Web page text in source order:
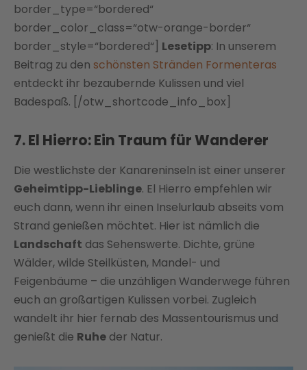
border_type=“bordered“
border_color_class=“otw-orange-border“
border_style=“bordered“] Lesetipp: In unserem
Beitrag zu den schönsten Stränden Formenteras
entdeckt ihr bezaubernde Kulissen und viel
Badespaß. [/otw_shortcode_info_box]
7. El Hierro: Ein Traum für Wanderer
Die westlichste der Kanareninseln ist einer unserer
Geheimtipp-Lieblinge. El Hierro empfehlen wir
euch dann, wenn ihr einen Inselurlaub abseits vom
Strand genießen möchtet. Hier ist nämlich die
Landschaft das Sehenswerte. Dichte, grüne
Wälder, wilde Steilküsten, Mandel- und
Feigenbäume – die unzähligen Wanderwege führen
euch an großartigen Kulissen vorbei. Zugleich
wandelt ihr hier fernab des Massentourismus und
genießt die Ruhe der Natur.